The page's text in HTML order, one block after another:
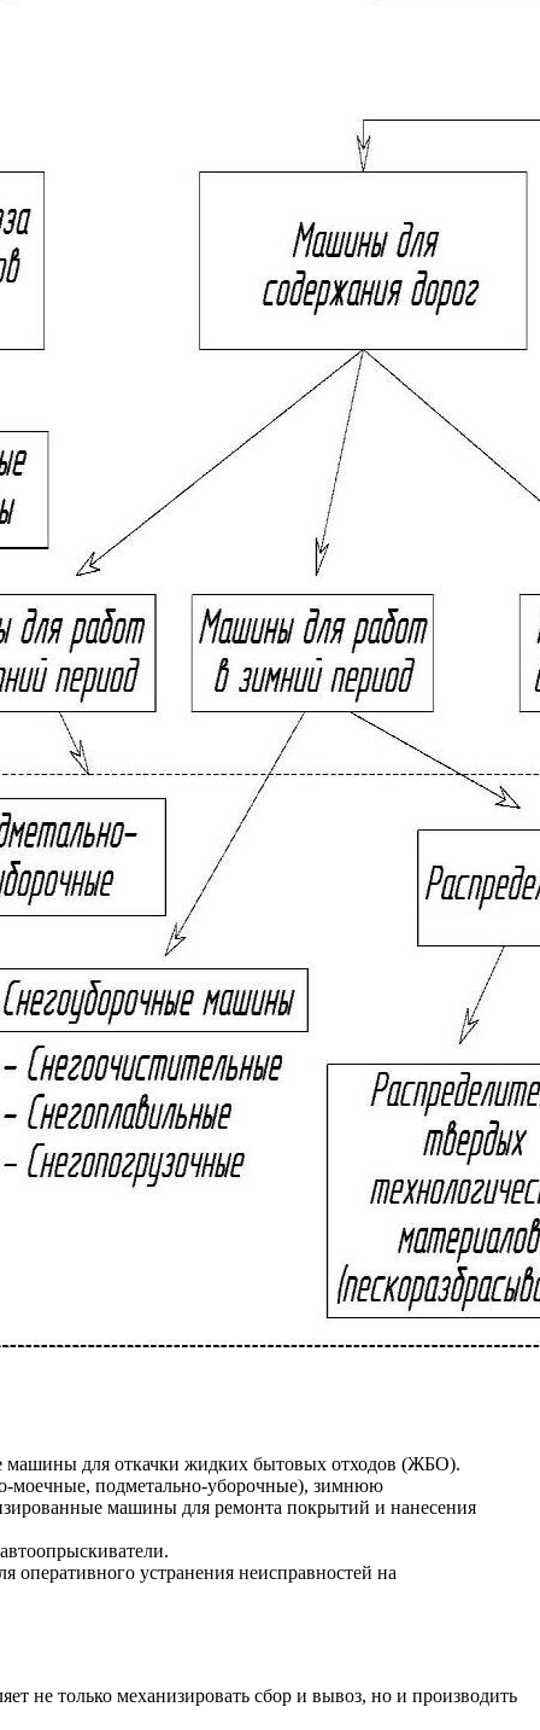
машины для откачки жидких бытовых отходов (ЖБО).
моечные, подметально-уборочные), зимнюю
машины для ремонта покрытий и нанесения
устранения неисправностей на
не только механизировать сбор и вывоз, но и производить